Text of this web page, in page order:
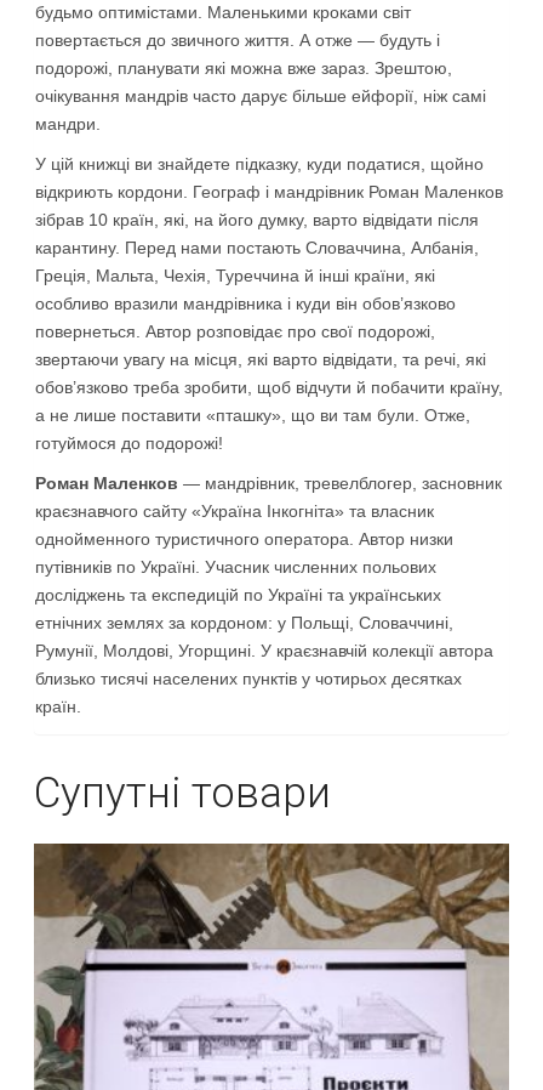
будьмо оптимістами. Маленькими кроками світ
повертається до звичного життя. А отже — будуть і
подорожі, планувати які можна вже зараз. Зрештою,
очікування мандрів часто дарує більше ейфорії, ніж самі
мандри.
У цій книжці ви знайдете підказку, куди податися, щойно
відкриють кордони. Географ і мандрівник Роман Маленков
зібрав 10 країн, які, на його думку, варто відвідати після
карантину. Перед нами постають Словаччина, Албанія,
Греція, Мальта, Чехія, Туреччина й інші країни, які
особливо вразили мандрівника і куди він обов’язково
повернеться. Автор розповідає про свої подорожі,
звертаючи увагу на місця, які варто відвідати, та речі, які
обов’язково треба зробити, щоб відчути й побачити країну,
а не лише поставити «пташку», що ви там були. Отже,
готуймося до подорожі!
Роман Маленков — мандрівник, тревелблогер, засновник
краєзнавчого сайту «Україна Інкогніта» та власник
однойменного туристичного оператора. Автор низки
путівників по Україні. Учасник численних польових
досліджень та експедицій по Україні та українських
етнічних землях за кордоном: у Польщі, Словаччині,
Румунії, Молдові, Угорщині. У краєзнавчій колекції автора
близько тисячі населених пунктів у чотирьох десятках
країн.
Супутні товари